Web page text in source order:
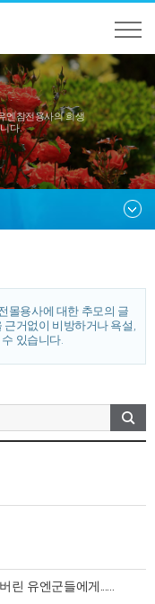
엔참전용사의 희생
다.
몰용사에 대한 추모의 글
근거없이 비방하거나 욕설,
있습니다.
유엔군들에게......